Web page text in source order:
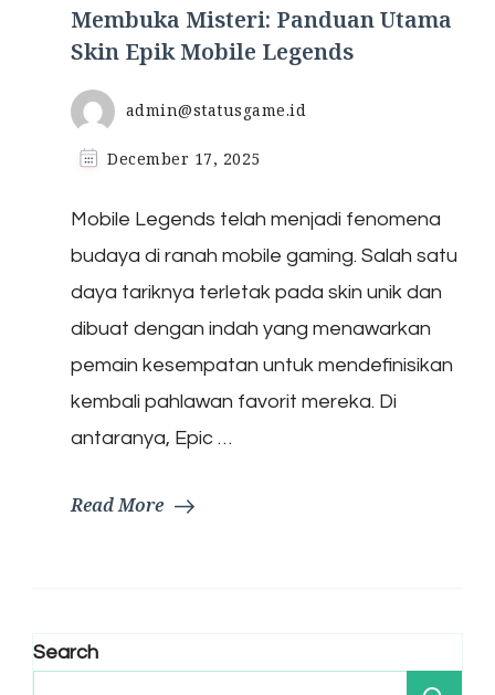
Membuka Misteri: Panduan Utama
Skin Epik Mobile Legends
admin@statusgame.id
December 17, 2025
Mobile Legends telah menjadi fenomena
budaya di ranah mobile gaming. Salah satu
daya tariknya terletak pada skin unik dan
dibuat dengan indah yang menawarkan
pemain kesempatan untuk mendefinisikan
kembali pahlawan favorit mereka. Di
antaranya, Epic …
Read More
Search